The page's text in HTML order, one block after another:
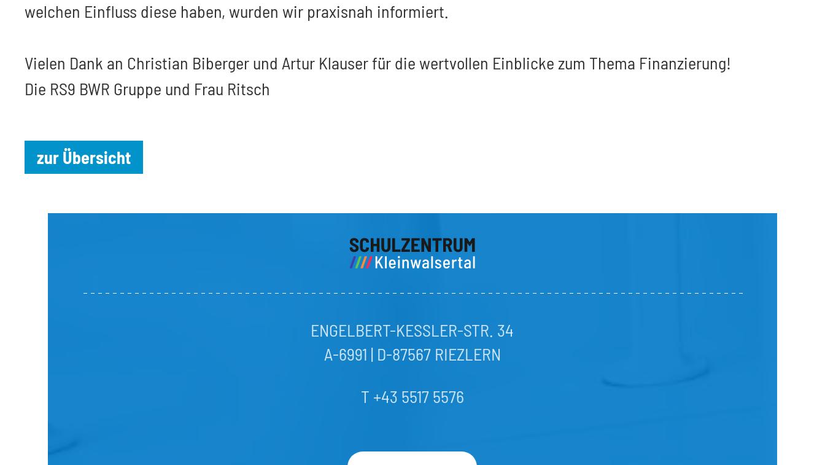
welchen Einfluss diese haben, wurden wir praxisnah informiert.
Vielen Dank an Christian Biberger und Artur Klauser für die wertvollen Einblicke zum Thema Finanzierung!
Die RS9 BWR Gruppe und Frau Ritsch
zur Übersicht
ENGELBERT-KESSLER-STR. 34
A-6991 | D-87567 RIEZLERN
T +43 5517 5576